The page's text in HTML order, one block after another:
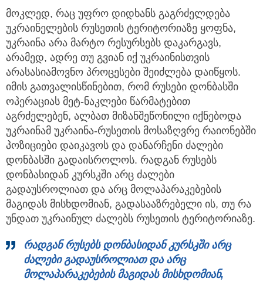
მოკლედ, რაც უფრო დიდხანს გაგრძელდება
უკრაინელების რუსეთის ტერიტორიაზე ყოფნა,
უკრაინა არა მარტო რესურსებს დაკარგავს,
არამედ, ადრე თუ გვიან იქ უკრაინისთვის
არასასიამოვნო პროცესები შეიძლება დაიწყოს.
იმის გათვალისწინებით, რომ რუსები დონბასში
ოპერაციას მეტ-ნაკლები წარმატებით
აგრძელებენ, ალბათ მიზანშეწონილი იქნებოდა
უკრაინამ უკრაინა-რუსეთის მოსაზღვრე რაიონებში
პოზიციები დაიკავოს და დანარჩენი ძალები
დონბასში გადაისროლოს. რადგან რუსებს
დონბასიდან კურსკში არც ძალები
გადაუსროლიათ და არც მოლაპარაკებების
მაგიდას მისხდომიან, გადასააზრებელი ის, თუ რა
უნდათ უკრაინულ ძალებს რუსეთის ტერიტორიაზე.
რადგან რუსებს დონბასიდან კურსკში არც
ძალები გადაუსროლიათ და არც
მოლაპარაკებების მაგიდას მისხდომიან,